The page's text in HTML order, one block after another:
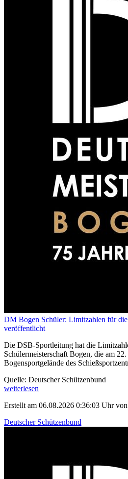
DM Bogen Schüler: Limitzahlen für
veröffentlicht
Die DSB-Sportleitung hat die
Schülermeisterschaft Bogen, die am
Bogensportgelände des
Quelle: Deutscher Schützenbund
weiterlesen
Erstellt am 06.08.2026 0:36:03 Uhr
Deutscher Schützenbund